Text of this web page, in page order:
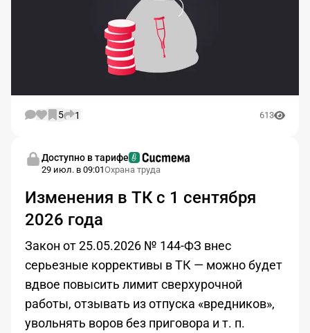
5 1 613
Доступно в тарифе
29 июл. в 09:01Охрана труда
Изменения в ТК с 1 сентября
2026 года
Закон от 25.05.2026 № 144-ФЗ внес
серьезные коррективы в ТК — можно будет
вдвое повысить лимит сверхурочной
работы, отзывать из отпуска «вредников»,
увольнять воров без приговора и т. п.